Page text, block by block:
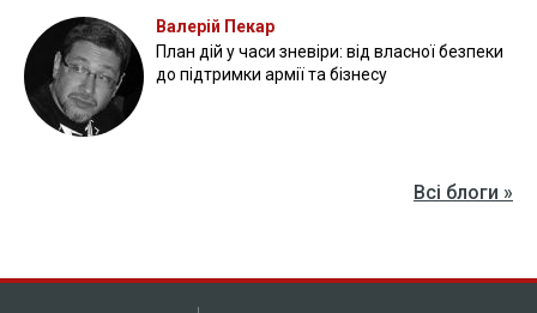
Валерій Пекар
План дій у часи зневіри: від власної безпеки
до підтримки армії та бізнесу
Всі блоги »